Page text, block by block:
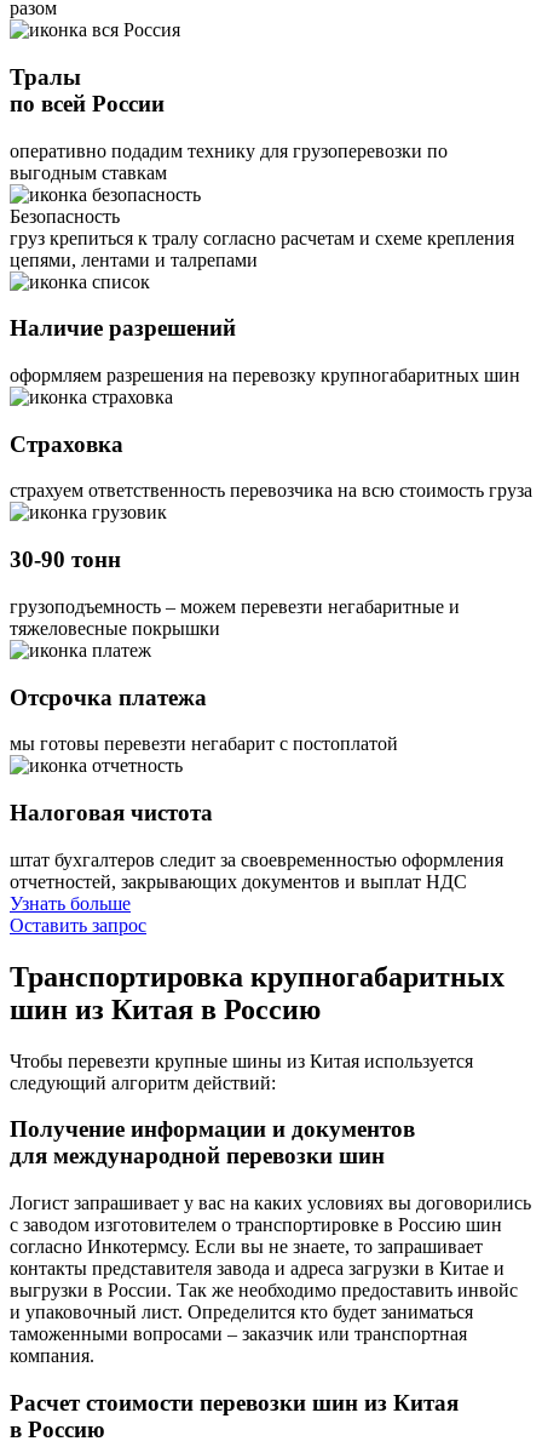
разом
Тралы
по всей России
оперативно подадим технику для грузоперевозки по
выгодным ставкам
Безопасность
груз крепиться к тралу согласно расчетам и схеме крепления
цепями, лентами и талрепами
Наличие разрешений
оформляем разрешения на перевозку крупногабаритных шин
Страховка
страхуем ответственность перевозчика на всю стоимость груза
30-90 тонн
грузоподъемность – можем перевезти негабаритные и
тяжеловесные покрышки
Отсрочка платежа
мы готовы перевезти негабарит с постоплатой
Налоговая чистота
штат бухгалтеров следит за своевременностью оформления
отчетностей, закрывающих документов и выплат НДС
Узнать больше
Оставить запрос
Транспортировка крупногабаритных
шин из Китая в Россию
Чтобы перевезти крупные шины из Китая используется
следующий алгоритм действий:
Получение информации и документов
для международной перевозки шин
Логист запрашивает у вас на каких условиях вы договорились
с заводом изготовителем о транспортировке в Россию шин
согласно Инкотермсу. Если вы не знаете, то запрашивает
контакты представителя завода и адреса загрузки в Китае и
выгрузки в России. Так же необходимо предоставить инвойс
и упаковочный лист. Определится кто будет заниматься
таможенными вопросами – заказчик или транспортная
компания.
Расчет стоимости перевозки шин из Китая
в Россию